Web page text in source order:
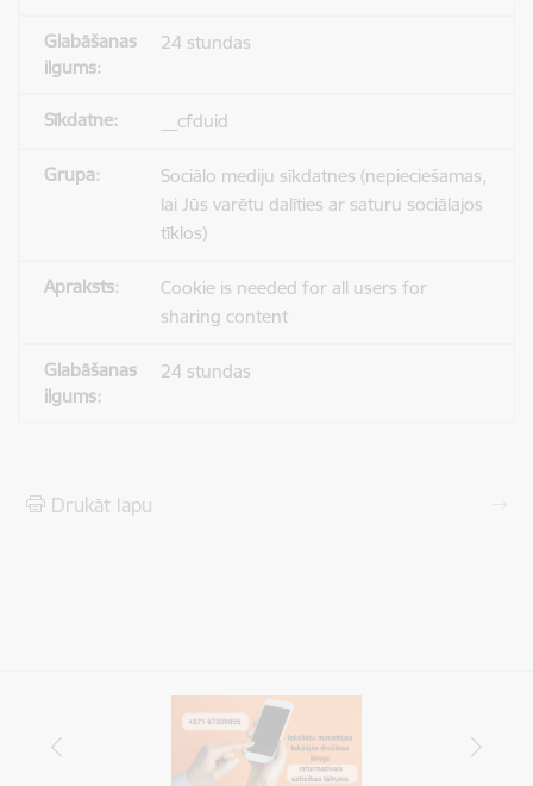
24 stundas
__cfduid
Sociālo mediju sīkdatnes (nepieciešamas,
lai Jūs varētu dalīties ar saturu sociālajos
tīklos)
Cookie is needed for all users for
sharing content
24 stundas
Drukāt lapu